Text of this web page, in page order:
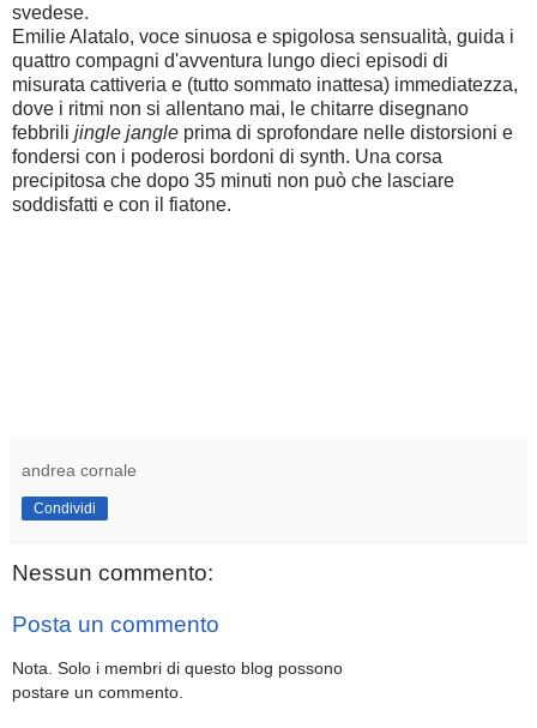
svedese.
Emilie Alatalo, voce sinuosa e spigolosa sensualità, guida i
quattro compagni d'avventura lungo dieci episodi di
misurata cattiveria e (tutto sommato inattesa) immediatezza,
dove i ritmi non si allentano mai, le chitarre disegnano
febbrili jingle jangle prima di sprofondare nelle distorsioni e
fondersi con i poderosi bordoni di synth. Una corsa
precipitosa che dopo 35 minuti non può che lasciare
soddisfatti e con il fiatone.
andrea cornale
Condividi
Nessun commento:
Posta un commento
Nota. Solo i membri di questo blog possono
postare un commento.